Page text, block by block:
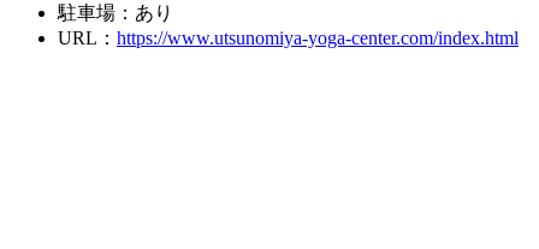
駐車場：あり
URL： https://www.utsunomiya-yoga-center.com/index.html